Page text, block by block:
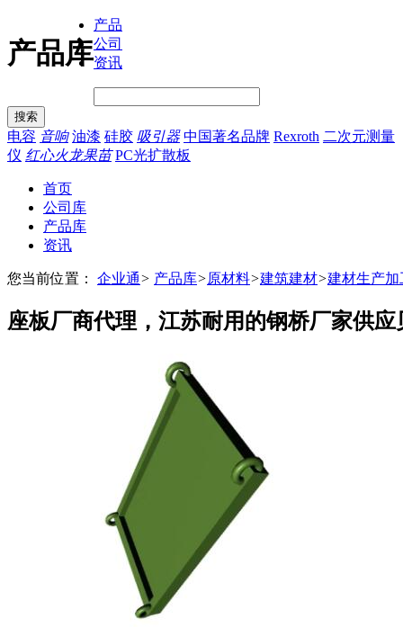
产品库
产品
公司
资讯
电容 音响 油漆 硅胶 吸引器 中国著名品牌 Rexroth 二次元测量
仪 红心火龙果苗 PC光扩散板
首页
公司库
产品库
资讯
您当前位置： 企业通> 产品库>原材料>建筑建材>建材生产加
座板厂商代理，江苏耐用的钢桥厂家供